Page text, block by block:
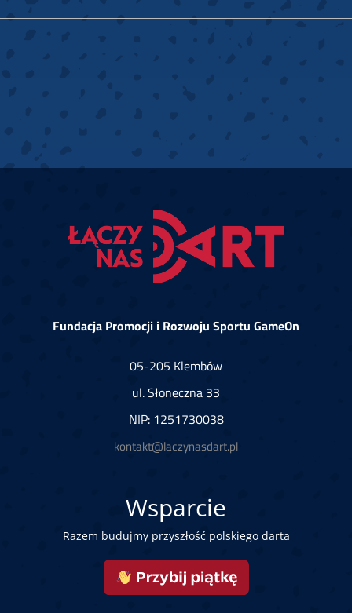
Fundacja Promocji i Rozwoju Sportu GameOn
05-205 Klembów
ul. Słoneczna 33
NIP: 1251730038
kontakt@laczynasdart.pl
Wsparcie
Razem budujmy przyszłość polskiego darta